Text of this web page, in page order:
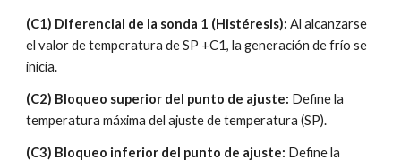
(C1) Diferencial de la sonda 1 (Histéresis): Al alcanzarse
el valor de temperatura de SP +C1, la generación de frío se
inicia.
(C2) Bloqueo superior del punto de ajuste: Define la
temperatura máxima del ajuste de temperatura (SP).
(C3) Bloqueo inferior del punto de ajuste: Define la